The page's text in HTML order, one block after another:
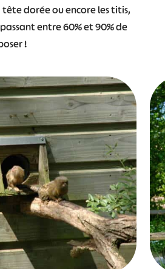
dorée ou encore les titis,
entre 60% et 90% de
!